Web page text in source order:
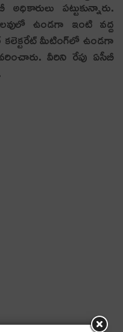
అధికారులు పట్టుకున్నారు.
ఉండగా ఇంటి వద్ద
కలెక్టరేట్ మీటింగ్​లో ఉండగా
వీరిని రేపు ఏసీబీ